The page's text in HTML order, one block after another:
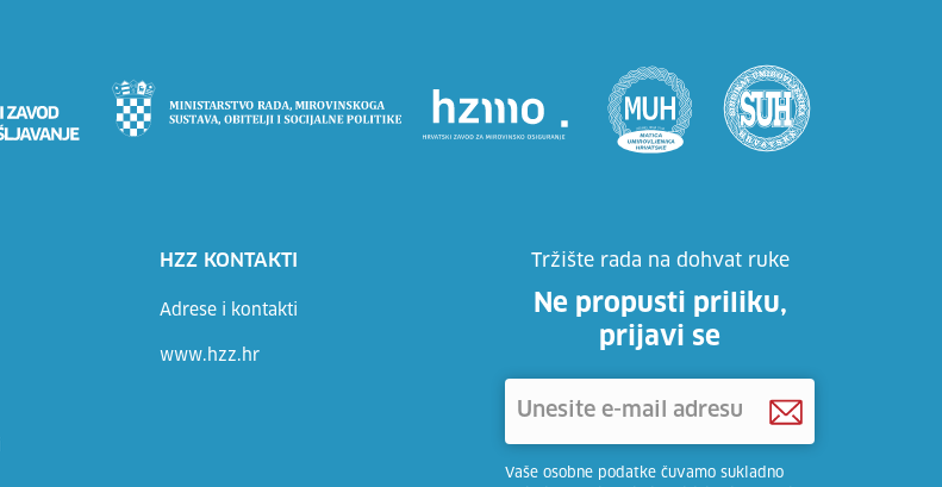
HZZ KONTAKTI
Adrese i kontakti
www.hzz.hr
Tržište rada na dohvat ruke
Ne propusti priliku,
prijavi se
Vaše osobne podatke čuvamo sukladno